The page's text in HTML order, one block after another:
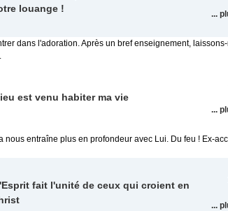
louange !
...
dans l'adoration. Après un bref enseignement,
est venu habiter ma vie
...
nous entraîne plus en profondeur avec Lui. Du feu ! Ex-
fait l'unité de ceux qui croient en
...